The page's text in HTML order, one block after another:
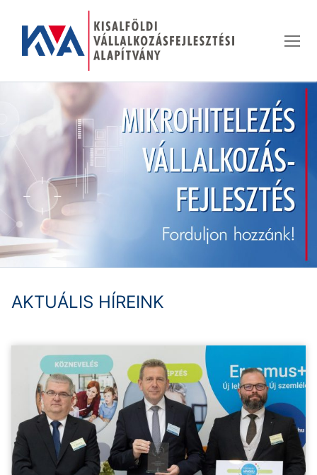
tartalomra
AKTUÁLIS HÍREINK